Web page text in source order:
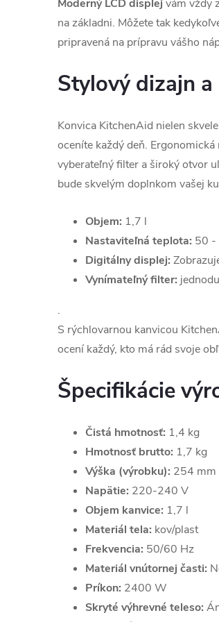
Moderný LCD displej vám vždy
na základni. Môžete tak
pripravená na prípravu vášho
Stylový dizajn
Konvica KitchenAid nielen
oceníte každý deň.
vyberateľný filter a široký otvor
bude skvelým doplnkom vašej
Objem: 1,7 l
Nastaviteľná teplota: 50 -
Digitálny displej:
Vynímateľný filter:
.
S rýchlovarnou kanvicou
ocení každý, kto má rád svoje
Špecifikácie
Čistá hmotnosť: 1,4 kg
Hmotnosť brutto: 1,7 kg
Výška (výrobku): 254 mm
Napätie: 220-240 V
Objem kanvice: 1,7 l
Materiál tela: kov/plast
Frekvencia: 50/60 Hz
Materiál vnútornej časti:
Príkon: 2400 W
Skryté výhrevné teleso: